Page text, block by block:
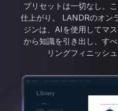
プリセットは一切なし。
仕上がり。 LANDRのオン
ジンは、AIを使用してマ
から知識を引き出し、す
リングフィニッシ